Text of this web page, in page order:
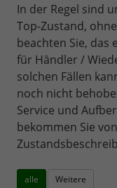
In der Regel sind
Top-Zustand,
beachten Sie, das
für Händler /
solchen Fällen
noch nicht
Service und
bekommen Sie
alle Weitere